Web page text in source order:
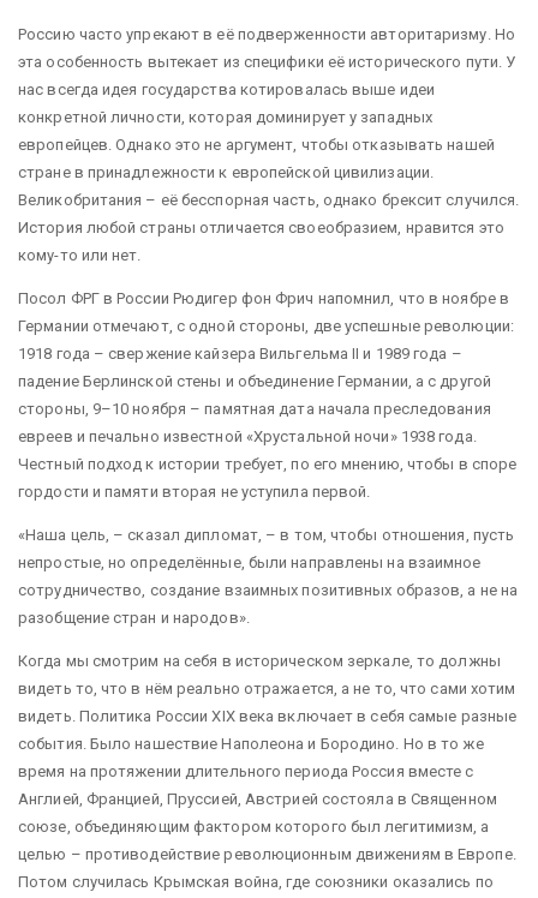
Россию часто упрекают в её подверженности авторитаризму. Но
эта особенность вытекает из специфики её исторического пути. У
нас всегда идея государства котировалась выше идеи
конкретной личности, которая доминирует у западных
европейцев. Однако это не аргумент, чтобы отказывать нашей
стране в принадлежности к европейской цивилизации.
Великобритания – её бесспорная часть, однако брексит случился.
История любой страны отличается своеобразием, нравится это
кому-то или нет.
Посол ФРГ в России Рюдигер фон Фрич напомнил, что в ноябре в
Германии отмечают, с одной стороны, две успешные революции:
1918 года – свержение кайзера Вильгельма II и 1989 года –
падение Берлинской стены и объединение Германии, а с другой
стороны, 9–10 ноября – памятная дата начала преследования
евреев и печально известной «Хрустальной ночи» 1938 года.
Честный подход к истории требует, по его мнению, чтобы в споре
гордости и памяти вторая не уступила первой.
«Наша цель, – сказал дипломат, – в том, чтобы отношения, пусть
непростые, но определённые, были направлены на взаимное
сотрудничество, создание взаимных позитивных образов, а не на
разобщение стран и народов».
Когда мы смотрим на себя в историческом зеркале, то должны
видеть то, что в нём реально отражается, а не то, что сами хотим
видеть. Политика России XIX века включает в себя самые разные
события. Было нашествие Наполеона и Бородино. Но в то же
время на протяжении длительного периода Россия вместе с
Англией, Францией, Пруссией, Австрией состояла в Священном
союзе, объединяющим фактором которого был легитимизм, а
целью – противодействие революционным движениям в Европе.
Потом случилась Крымская война, где союзники оказались по